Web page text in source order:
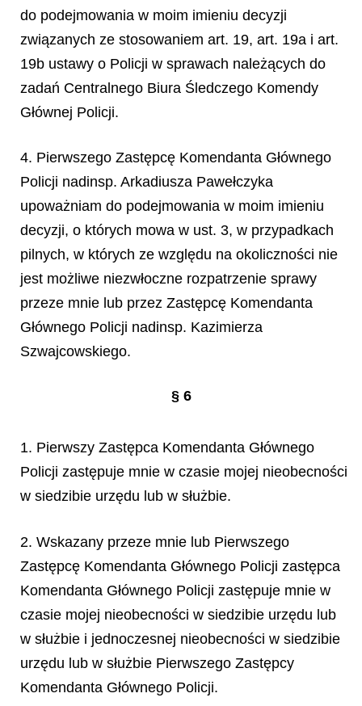
do podejmowania w moim imieniu decyzji
związanych ze stosowaniem art. 19, art. 19a i art.
19b ustawy o Policji w sprawach należących do
zadań Centralnego Biura Śledczego Komendy
Głównej Policji.
4. Pierwszego Zastępcę Komendanta Głównego
Policji nadinsp. Arkadiusza Pawełczyka
upoważniam do podejmowania w moim imieniu
decyzji, o których mowa w ust. 3, w przypadkach
pilnych, w których ze względu na okoliczności nie
jest możliwe niezwłoczne rozpatrzenie sprawy
przeze mnie lub przez Zastępcę Komendanta
Głównego Policji nadinsp. Kazimierza
Szwajcowskiego.
§ 6
1. Pierwszy Zastępca Komendanta Głównego
Policji zastępuje mnie w czasie mojej nieobecności
w siedzibie urzędu lub w służbie.
2. Wskazany przeze mnie lub Pierwszego
Zastępcę Komendanta Głównego Policji zastępca
Komendanta Głównego Policji zastępuje mnie w
czasie mojej nieobecności w siedzibie urzędu lub
w służbie i jednoczesnej nieobecności w siedzibie
urzędu lub w służbie Pierwszego Zastępcy
Komendanta Głównego Policji.